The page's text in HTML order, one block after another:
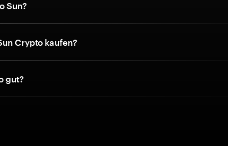
Sun?
Crypto kaufen?
gut?